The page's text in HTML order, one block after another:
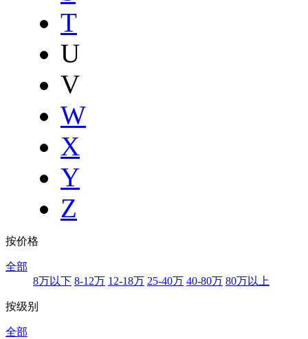
T
U
V
W
X
Y
Z
按价格
全部
8万以下 8-12万 12-18万 25-40万 40-80万 80万以上
按级别
全部